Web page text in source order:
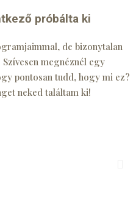
próbálta ki
de bizonytalan
megnéznél egy
pontosan tudd, hogy mi ez?
neked találtam ki!